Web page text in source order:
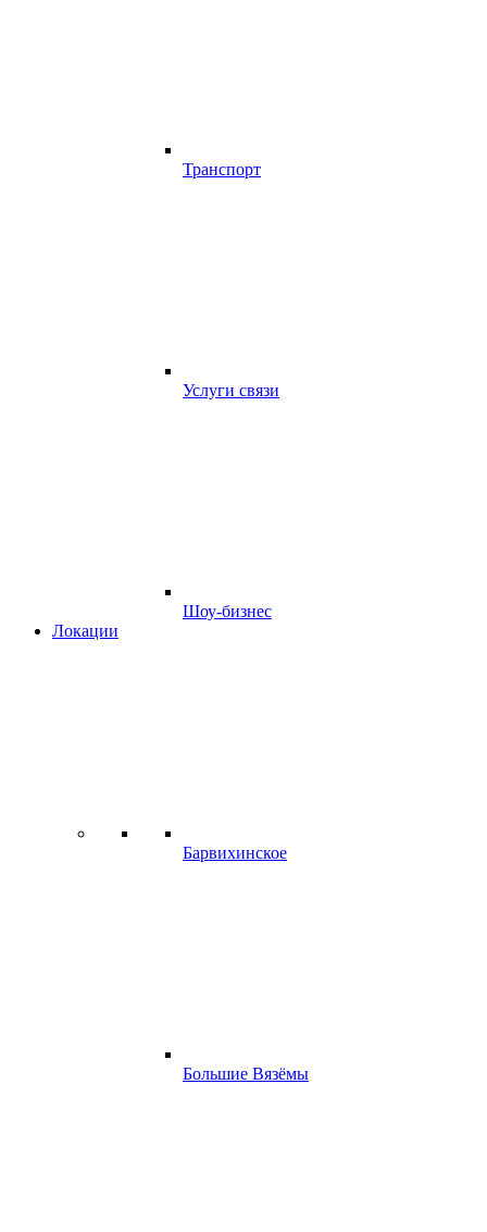
Транспорт
Услуги связи
Шоу-бизнес
Локации
Барвихинское
Большие Вязёмы